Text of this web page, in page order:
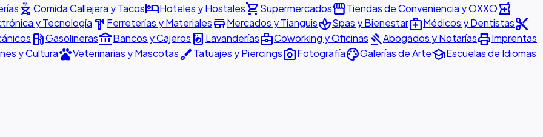
outdoor_grill Comida Callejera y TacoshotelHoteles y Hostalesshopping_cartSupermercadosstorefrontTiendas de Conveniencia y OXXOlocal_pharmacy
y Tecnología hardware Ferreterías y MaterialesstoreMercados y TianguisspaSpas y Bienestarmedical_servicesMédicos y Dentistascontent_cut
local_gas_stationGasolinerasaccount_balanceBancos y Cajeros local_laundry_service Lavanderíasbusiness_centerCoworking y Oficinas gavelAbogados y NotaríasprintImprentas
y CulturapetsVeterinarias y MascotasbrushTatuajes y Piercingsphoto_cameraFotografíapaletteGalerías de ArteschoolEscuelas de Idiomas